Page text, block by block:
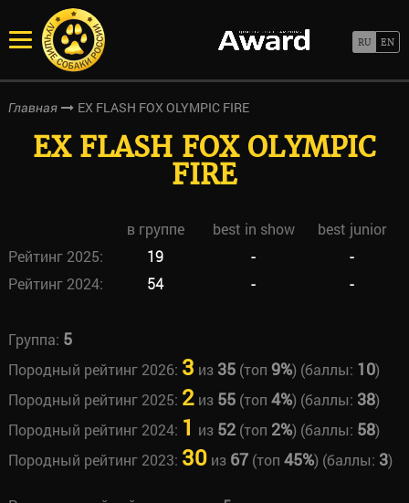
Главная EX FLASH FOX OLYMPIC FIRE
EX FLASH FOX OLYMPIC
FIRE
в группе best in show
best junior
Рейтинг 2025:
19 -
-
Рейтинг 2024:
54 - -
Группа: 5
Породный рейтинг 2026: 3 из 35(топ 9%) (баллы: 10)
Породный рейтинг 2025: 2из 55(топ 4%) (баллы: 38)
Породный рейтинг 2024: 1 из 52(топ 2%) (баллы: 58)
Породный рейтинг 2023: 30из 67(топ 45%) (баллы: 3)